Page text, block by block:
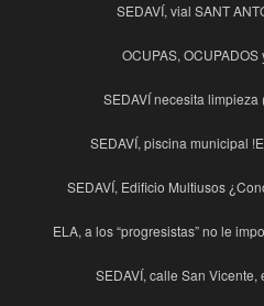
SEDAVÍ, vial SANT
OCUPAS,
SEDAVÍ necesita
SEDAVÍ, piscina municipal
SEDAVÍ, Edificio Multiusos
ELA, a los “progresistas” no le
SEDAVÍ, calle San